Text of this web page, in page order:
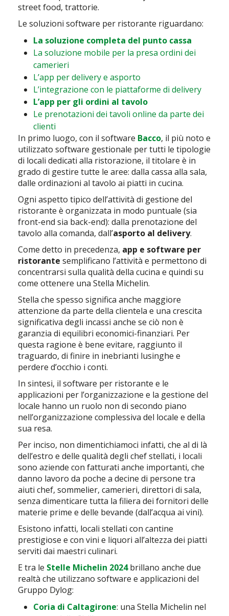
street food, trattorie.
Le soluzioni software per ristorante riguardano:
La soluzione completa del punto cassa
La soluzione mobile per la presa ordini dei
camerieri
L’app per delivery e asporto
L’integrazione con le piattaforme di delivery
L’app per gli ordini al tavolo
Le prenotazioni dei tavoli online da parte dei
clienti
In primo luogo, con il software Bacco, il più noto e
utilizzato software gestionale per tutti le tipologie
di locali dedicati alla ristorazione, il titolare è in
grado di gestire tutte le aree: dalla cassa alla sala,
dalle ordinazioni al tavolo ai piatti in cucina.
Ogni aspetto tipico dell’attività di gestione del
ristorante è organizzata in modo puntuale (sia
front-end sia back-end): dalla prenotazione del
tavolo alla comanda, dall’asporto al delivery.
Come detto in precedenza, app e software per
ristorante semplificano l’attività e permettono di
concentrarsi sulla qualità della cucina e quindi su
come ottenere una Stella Michelin.
Stella che spesso significa anche maggiore
attenzione da parte della clientela e una crescita
significativa degli incassi anche se ciò non è
garanzia di equilibri economici-finanziari. Per
questa ragione è bene evitare, raggiunto il
traguardo, di finire in inebrianti lusinghe e
perdere d’occhio i conti.
In sintesi, il software per ristorante e le
applicazioni per l’organizzazione e la gestione del
locale hanno un ruolo non di secondo piano
nell’organizzazione complessiva del locale e della
sua resa.
Per inciso, non dimentichiamoci infatti, che al di là
dell’estro e delle qualità degli chef stellati, i locali
sono aziende con fatturati anche importanti, che
danno lavoro da poche a decine di persone tra
aiuti chef, sommelier, camerieri, direttori di sala,
senza dimenticare tutta la filiera dei fornitori delle
materie prime e delle bevande (dall’acqua ai vini).
Esistono infatti, locali stellati con cantine
prestigiose e con vini e liquori all’altezza dei piatti
serviti dai maestri culinari.
E tra le Stelle Michelin 2024brillano anche due
realtà che utilizzano software e applicazioni del
Gruppo Dylog:
Coria di Caltagirone: una Stella Michelin nel